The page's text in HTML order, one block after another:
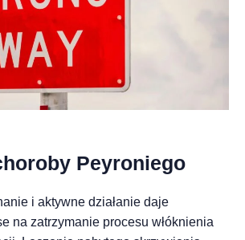
Peyroniego
i aktywne działanie daje
na zatrzymanie procesu włóknienia